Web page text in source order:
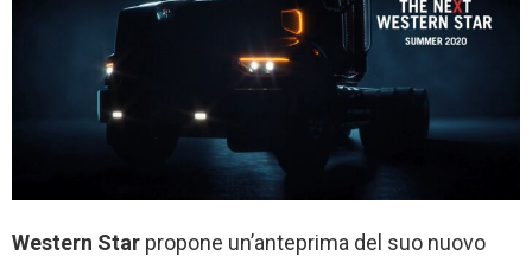
Western Star propone un’anteprima del suo nuovo